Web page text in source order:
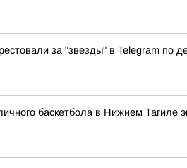
за "звезды" в Telegram по
баскетбола в Нижнем Тагиле